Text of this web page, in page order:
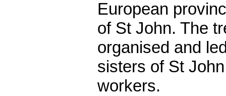
European
of St John. The
organised and
sisters of St
workers.